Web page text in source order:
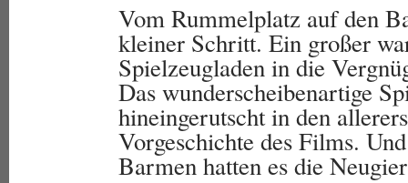
Vom Rummelplatz auf den
kleiner Schritt. Ein großer
Spielzeugladen in die
Das wunderscheibenartige
hineingerutscht in den
Vorgeschichte des Films.
Barmen hatten es die